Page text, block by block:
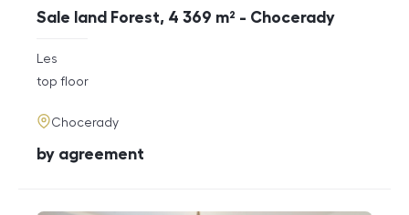
Sale land Forest, 4 369 m² - Chocerady
rozměry
Les
funkce
top floor
adresa
Chocerady
cena
by agreement